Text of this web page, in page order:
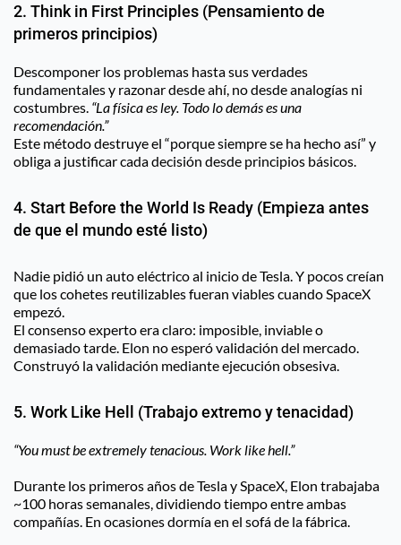
2. Think in First Principles (Pensamiento de
primeros principios)
Descomponer los problemas hasta sus verdades
fundamentales y razonar desde ahí, no desde analogías ni
costumbres. “La física es ley. Todo lo demás es una
recomendación.”
Este método destruye el “porque siempre se ha hecho así” y
obliga a justificar cada decisión desde principios básicos.
4. Start Before the World Is Ready (Empieza antes
de que el mundo esté listo)
Nadie pidió un auto eléctrico al inicio de Tesla. Y pocos creían
que los cohetes reutilizables fueran viables cuando SpaceX
empezó.
El consenso experto era claro: imposible, inviable o
demasiado tarde. Elon no esperó validación del mercado.
Construyó la validación mediante ejecución obsesiva.
5. Work Like Hell (Trabajo extremo y tenacidad)
“You must be extremely tenacious. Work like hell.”
Durante los primeros años de Tesla y SpaceX, Elon trabajaba
~100 horas semanales, dividiendo tiempo entre ambas
compañías. En ocasiones dormía en el sofá de la fábrica.